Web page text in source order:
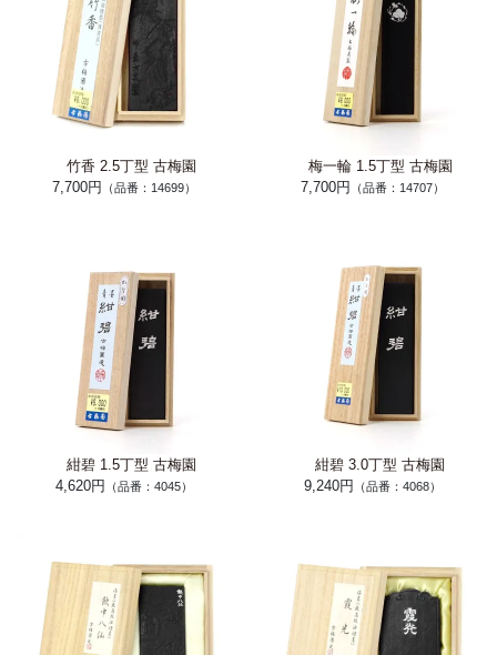
竹香 2.5丁型 古梅園
7,700円
（品番：14699）
梅一輪 1.5丁型 古梅園
7,700円
（品番：14707）
紺碧 1.5丁型 古梅園
4,620円
（品番：4045）
紺碧 3.0丁型 古梅園
9,240円
（品番：4068）